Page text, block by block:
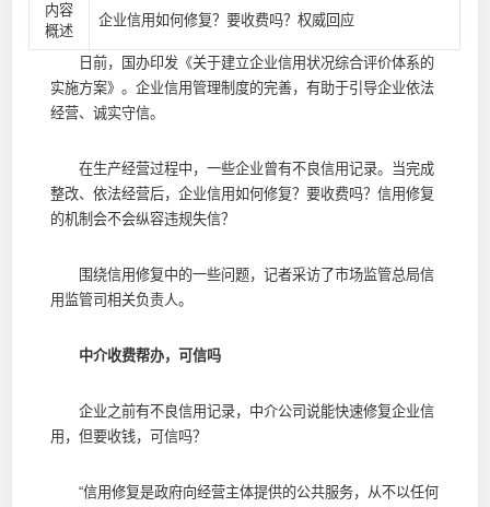
内容
概述
企业信用如何修复？要收费吗？权威回应
日前，国办印发《关于建立企业信用状况综合评价体系的
实施方案》。企业信用管理制度的完善，有助于引导企业依法
经营、诚实守信。
在生产经营过程中，一些企业曾有不良信用记录。当完成
整改、依法经营后，企业信用如何修复？要收费吗？信用修复
的机制会不会纵容违规失信？
围绕信用修复中的一些问题，记者采访了市场监管总局信
用监管司相关负责人。
中介收费帮办，可信吗
企业之前有不良信用记录，中介公司说能快速修复企业信
用，但要收钱，可信吗？
“信用修复是政府向经营主体提供的公共服务，从不以任何